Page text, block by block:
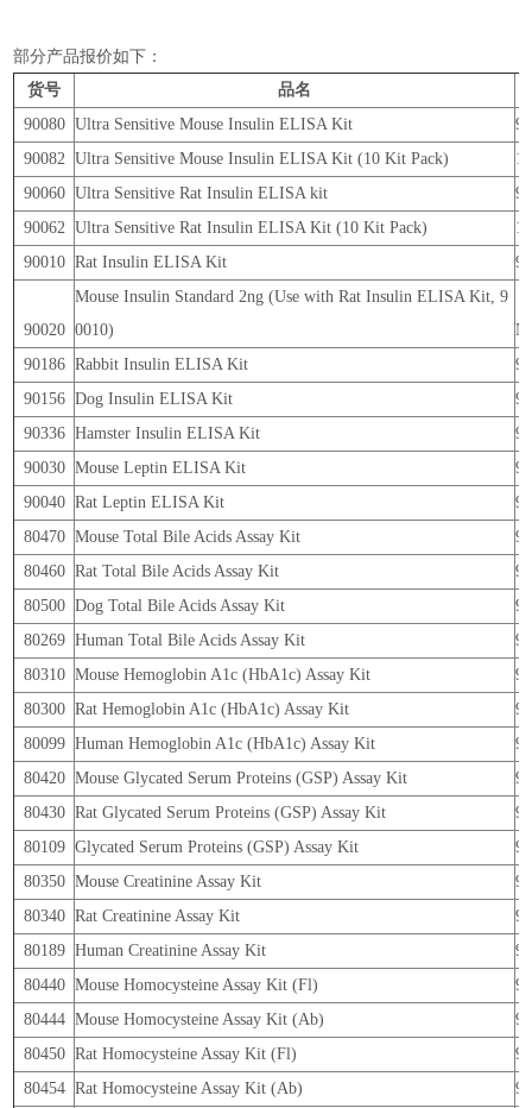
部分产品报价如下：
货号
品名
90080 Ultra Sensitive Mouse Insulin ELISA Kit
90082 Ultra Sensitive Mouse Insulin ELISA Kit (10 Kit Pack)
90060 Ultra Sensitive Rat Insulin ELISA kit
90062 Ultra Sensitive Rat Insulin ELISA Kit (10 Kit Pack)
90010 Rat Insulin ELISA Kit
90020
Mouse Insulin Standard 2ng (Use with Rat Insulin ELISA Kit, 9
0010)
90186 Rabbit Insulin ELISA Kit
90156 Dog Insulin ELISA Kit
90336 Hamster Insulin ELISA Kit
90030 Mouse Leptin ELISA Kit
90040 Rat Leptin ELISA Kit
80470 Mouse Total Bile Acids Assay Kit
80460 Rat Total Bile Acids Assay Kit
80500 Dog Total Bile Acids Assay Kit
80269 Human Total Bile Acids Assay Kit
80310 Mouse Hemoglobin A1c (HbA1c) Assay Kit
80300 Rat Hemoglobin A1c (HbA1c) Assay Kit
80099 Human Hemoglobin A1c (HbA1c) Assay Kit
80420 Mouse Glycated Serum Proteins (GSP) Assay Kit
80430 Rat Glycated Serum Proteins (GSP) Assay Kit
80109 Glycated Serum Proteins (GSP) Assay Kit
80350 Mouse Creatinine Assay Kit
80340 Rat Creatinine Assay Kit
80189 Human Creatinine Assay Kit
80440 Mouse Homocysteine Assay Kit (Fl)
80444 Mouse Homocysteine Assay Kit (Ab)
80450 Rat Homocysteine Assay Kit (Fl)
80454 Rat Homocysteine Assay Kit (Ab)